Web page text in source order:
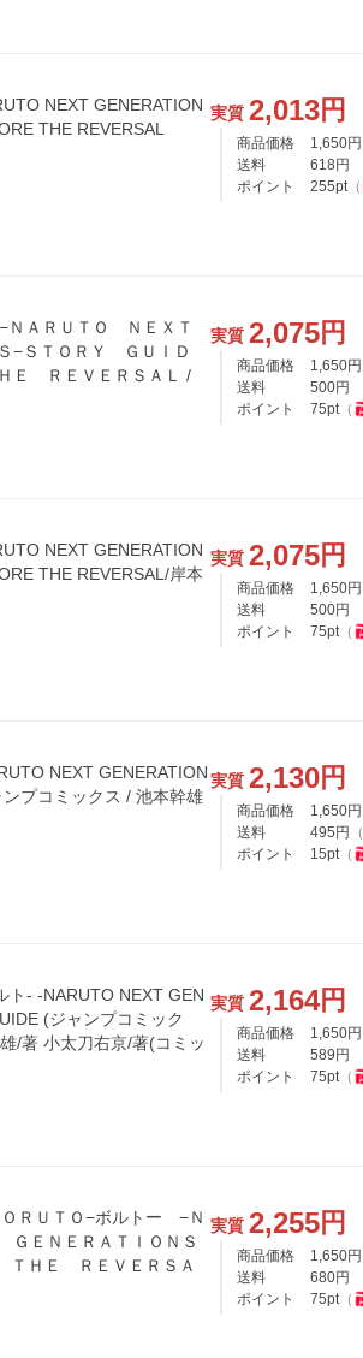
NEXT GENERATION
THE REVERSAL
実質 2,013円
商品価格 1,650円
送料
618 円
ポイント
255pt（
ＮＡＲＵＴＯ ＮＥＸＴ
−ＳＴＯＲＹ ＧＵＩＤ
Ｅ ＲＥＶＥＲＳＡＬ /
実質 2,075円
商品価格 1,650円
送料
500円
ポイント
75pt（
NEXT GENERATION
THE REVERSAL/岸本
実質 2,075円
商品価格 1,650円
送料
500円
ポイント
75pt（
NEXT GENERATION
プコミックス / 池本幹雄
実質 2,130円
商品価格 1,650円
送料
495 円 （
ポイント
15pt（
ト- -NARUTO NEXT GEN
(ジャンプコミック
/著 小太刀右京/著(コミッ
実質 2,164円
商品価格 1,650円
送料
589 円
ポイント
75pt（
ＥＮＥＲＡＴＩＯＮＳ
ＨＥ ＲＥＶＥＲＳＡ
実質 2,255円
商品価格 1,650円
送料
680円
ポイント
75pt（